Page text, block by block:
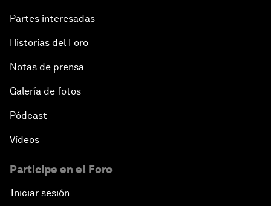
Partes interesadas
Historias del Foro
Notas de prensa
Galería de fotos
Pódcast
Vídeos
Participe en el Foro
Iniciar sesión